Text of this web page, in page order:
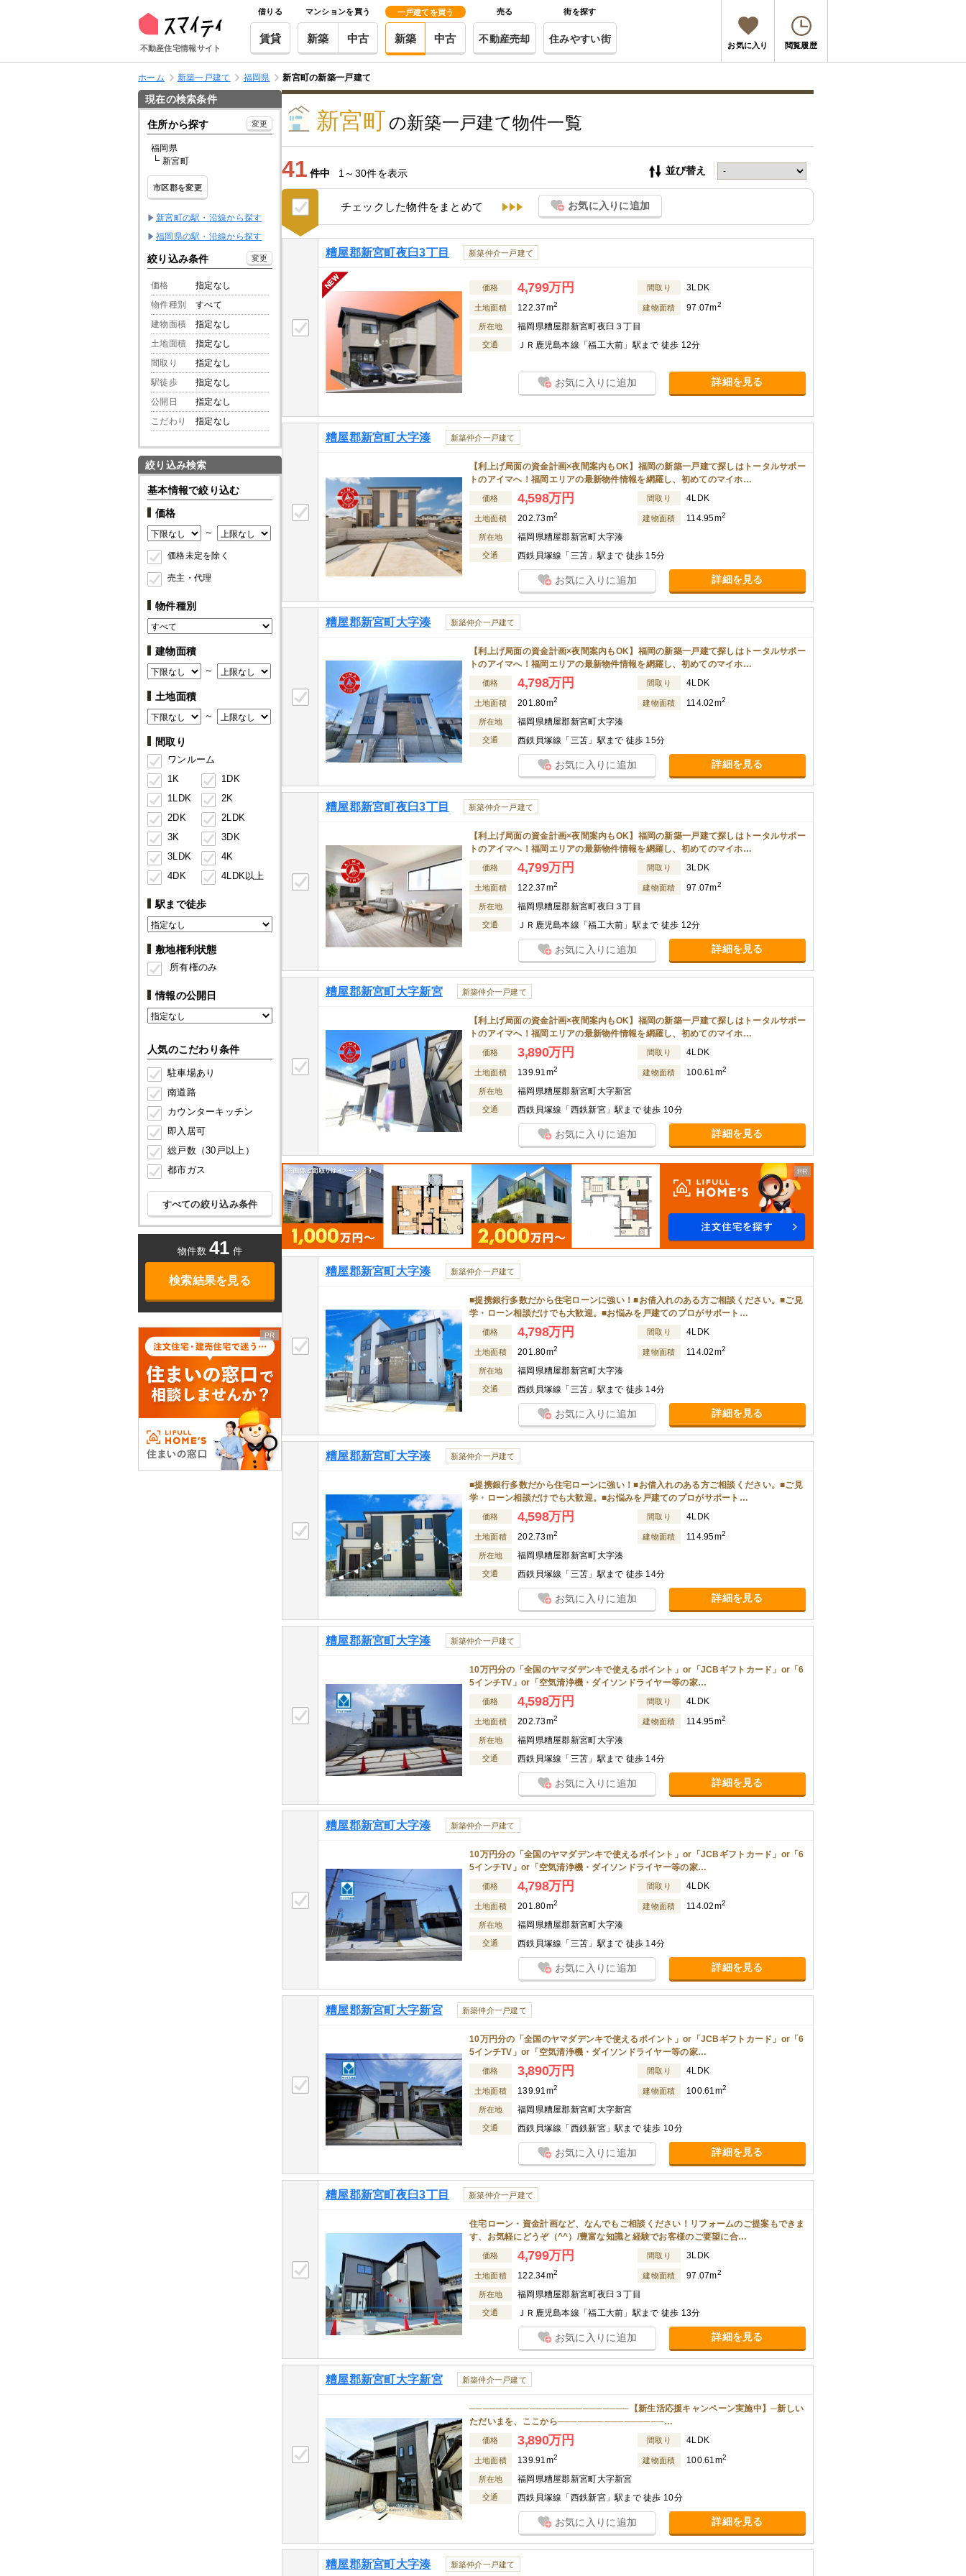
不動産住宅情報サイト
借りる
賃貸
マンションを買う
新築 中古
一戸建てを買う
新築 中古
売る
不動産売却
街を探す
住みやすい街
お気に入り 閲覧履歴
ホーム 新築一戸建て 福岡県 新宮町の新築一戸建て
現在の検索条件
住所から探す 変更
福岡県
新宮町
市区郡を変更
新宮町の駅・沿線から探す
福岡県の駅・沿線から探す
絞り込み条件 変更
価格
指定なし
物件種別
すべて
建物面積
指定なし
土地面積
指定なし
間取り
指定なし
駅徒歩
指定なし
公開日
指定なし
こだわり
指定なし
絞り込み検索
基本情報で絞り込む
価格
～
価格未定を除く
売主・代理
物件種別
建物面積
～
土地面積
～
間取り
ワンルーム
1K
1DK
1LDK
2K
2DK
2LDK
3K
3DK
3LDK
4K
4DK
4LDK以上
駅まで徒歩
敷地権利状態
所有権のみ
情報の公開日
人気のこだわり条件
駐車場あり
南道路
カウンターキッチン
即入居可
総戸数（30戸以上）
都市ガス
すべての絞り込み条件
物件数 41 件
検索結果を見る
新宮町 の新築一戸建て物件一覧
41 件中 1～30件を表示 並び替え
チェックした物件をまとめて お気に入りに追加
糟屋郡新宮町夜臼3丁目 新築仲介一戸建て
価格 4,799万円 間取り 3LDK
土地面積 122.37m2 建物面積 97.07m2
所在地 福岡県糟屋郡新宮町夜臼３丁目
交通 ＪＲ鹿児島本線「福工大前」駅まで 徒歩 12分
お気に入りに追加 詳細を見る
糟屋郡新宮町大字湊 新築仲介一戸建て
【利上げ局面の資金計画×夜間案内もOK】福岡の新築一戸建て探しはトータルサポー
トのアイマへ！福岡エリアの最新物件情報を網羅し、初めてのマイホ…
価格 4,598万円 間取り 4LDK
土地面積 202.73m2 建物面積 114.95m2
所在地 福岡県糟屋郡新宮町大字湊
交通 西鉄貝塚線「三苫」駅まで 徒歩 15分
お気に入りに追加 詳細を見る
糟屋郡新宮町大字湊 新築仲介一戸建て
【利上げ局面の資金計画×夜間案内もOK】福岡の新築一戸建て探しはトータルサポー
トのアイマへ！福岡エリアの最新物件情報を網羅し、初めてのマイホ…
価格 4,798万円 間取り 4LDK
土地面積 201.80m2 建物面積 114.02m2
所在地 福岡県糟屋郡新宮町大字湊
交通 西鉄貝塚線「三苫」駅まで 徒歩 15分
お気に入りに追加 詳細を見る
糟屋郡新宮町夜臼3丁目 新築仲介一戸建て
【利上げ局面の資金計画×夜間案内もOK】福岡の新築一戸建て探しはトータルサポー
トのアイマへ！福岡エリアの最新物件情報を網羅し、初めてのマイホ…
価格 4,799万円 間取り 3LDK
土地面積 122.37m2 建物面積 97.07m2
所在地 福岡県糟屋郡新宮町夜臼３丁目
交通 ＪＲ鹿児島本線「福工大前」駅まで 徒歩 12分
お気に入りに追加 詳細を見る
糟屋郡新宮町大字新宮 新築仲介一戸建て
【利上げ局面の資金計画×夜間案内もOK】福岡の新築一戸建て探しはトータルサポー
トのアイマへ！福岡エリアの最新物件情報を網羅し、初めてのマイホ…
価格 3,890万円 間取り 4LDK
土地面積 139.91m2 建物面積 100.61m2
所在地 福岡県糟屋郡新宮町大字新宮
交通 西鉄貝塚線「西鉄新宮」駅まで 徒歩 10分
お気に入りに追加 詳細を見る
糟屋郡新宮町大字湊 新築仲介一戸建て
■提携銀行多数だから住宅ローンに強い！■お借入れのある方ご相談ください。■ご見
学・ローン相談だけでも大歓迎。■お悩みを戸建てのプロがサポート…
価格 4,798万円 間取り 4LDK
土地面積 201.80m2 建物面積 114.02m2
所在地 福岡県糟屋郡新宮町大字湊
交通 西鉄貝塚線「三苫」駅まで 徒歩 14分
お気に入りに追加 詳細を見る
糟屋郡新宮町大字湊 新築仲介一戸建て
■提携銀行多数だから住宅ローンに強い！■お借入れのある方ご相談ください。■ご見
学・ローン相談だけでも大歓迎。■お悩みを戸建てのプロがサポート…
価格 4,598万円 間取り 4LDK
土地面積 202.73m2 建物面積 114.95m2
所在地 福岡県糟屋郡新宮町大字湊
交通 西鉄貝塚線「三苫」駅まで 徒歩 14分
お気に入りに追加 詳細を見る
糟屋郡新宮町大字湊 新築仲介一戸建て
10万円分の「全国のヤマダデンキで使えるポイント」or「JCBギフトカード」or「6
5インチTV」or「空気清浄機・ダイソンドライヤー等の家…
価格 4,598万円 間取り 4LDK
土地面積 202.73m2 建物面積 114.95m2
所在地 福岡県糟屋郡新宮町大字湊
交通 西鉄貝塚線「三苫」駅まで 徒歩 14分
お気に入りに追加 詳細を見る
糟屋郡新宮町大字湊 新築仲介一戸建て
10万円分の「全国のヤマダデンキで使えるポイント」or「JCBギフトカード」or「6
5インチTV」or「空気清浄機・ダイソンドライヤー等の家…
価格 4,798万円 間取り 4LDK
土地面積 201.80m2 建物面積 114.02m2
所在地 福岡県糟屋郡新宮町大字湊
交通 西鉄貝塚線「三苫」駅まで 徒歩 14分
お気に入りに追加 詳細を見る
糟屋郡新宮町大字新宮 新築仲介一戸建て
10万円分の「全国のヤマダデンキで使えるポイント」or「JCBギフトカード」or「6
5インチTV」or「空気清浄機・ダイソンドライヤー等の家…
価格 3,890万円 間取り 4LDK
土地面積 139.91m2 建物面積 100.61m2
所在地 福岡県糟屋郡新宮町大字新宮
交通 西鉄貝塚線「西鉄新宮」駅まで 徒歩 10分
お気に入りに追加 詳細を見る
糟屋郡新宮町夜臼3丁目 新築仲介一戸建て
住宅ローン・資金計画など、なんでもご相談ください！リフォームのご提案もできま
す、お気軽にどうぞ（^^）/豊富な知識と経験でお客様のご要望に合…
価格 4,799万円 間取り 3LDK
土地面積 122.34m2 建物面積 97.07m2
所在地 福岡県糟屋郡新宮町夜臼３丁目
交通 ＪＲ鹿児島本線「福工大前」駅まで 徒歩 13分
お気に入りに追加 詳細を見る
糟屋郡新宮町大字新宮 新築仲介一戸建て
────────────────────────【新生活応援キャンペーン実施中】─新しい
ただいまを、ここから────────────────…
価格 3,890万円 間取り 4LDK
土地面積 139.91m2 建物面積 100.61m2
所在地 福岡県糟屋郡新宮町大字新宮
交通 西鉄貝塚線「西鉄新宮」駅まで 徒歩 10分
お気に入りに追加 詳細を見る
糟屋郡新宮町大字湊 新築仲介一戸建て